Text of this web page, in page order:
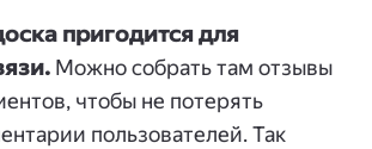
пригодится для
Можно собрать там отзывы
чтобы не потерять
пользователей. Так